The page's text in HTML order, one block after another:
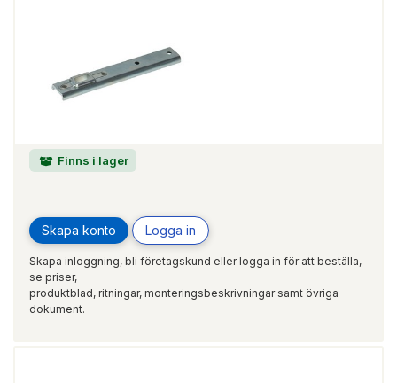
Finns i lager
Skapa konto Logga in
Skapa inloggning, bli företagskund eller logga in för att beställa,
se priser,
produktblad, ritningar, monteringsbeskrivningar samt övriga
dokument.